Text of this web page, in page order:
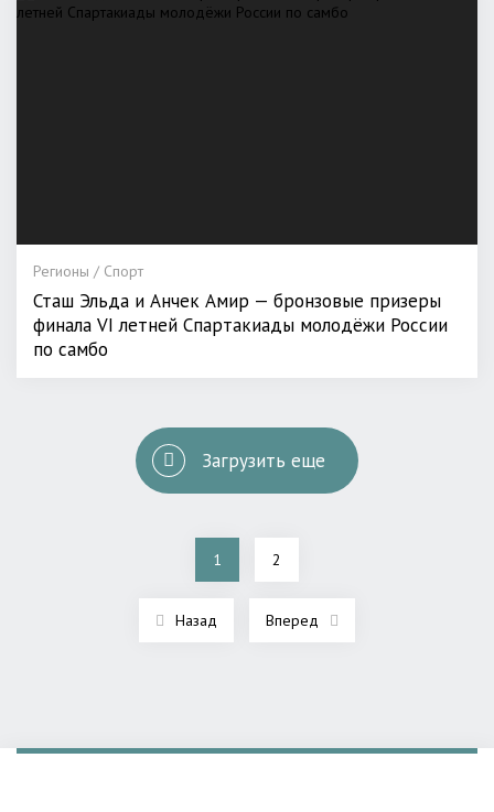
Регионы / Спорт
Сташ Эльда и Анчек Амир — бронзовые призеры
финала VI летней Спартакиады молодёжи России
по самбо
Загрузить еще
Назад
1 2
Вперед